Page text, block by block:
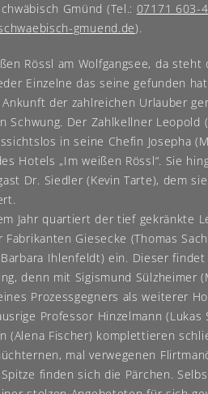
Gmünd (Tel.: 07171 603-
gmuend.de).
Rössl am Wolfgangsee, da steht
Einzelne das seine gefunden
der zahlreichen Urlauber
Schwung. Der Zahlkellner
in seine Chefin Josepha
Hotels „Im weißen Rössl“. Sie
Dr. Siedler (Kevin Tarte), dem
Jahr quartiert der tief gekränkte
Fabrikanten Giesecke (Thomas
Ihlenfeldt) ein. Dieser
denn mit Sigismund Sülzheimer
Prozessgegners als weiterer
Professor Hinzelmann
(Alena Fischer) komplettieren
mal verwegenen
finden sich die Pärchen.